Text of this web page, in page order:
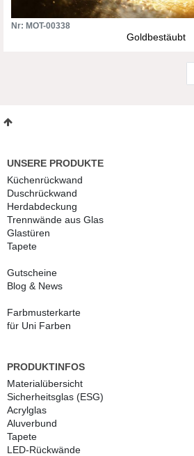
Nr: MOT-00338
Goldbestäubt
UNSERE PRODUKTE
Küchenrückwand
Duschrückwand
Herdabdeckung
Trennwände aus Glas
Glastüren
Tapete
Gutscheine
Blog & News
Farbmusterkarte
für Uni Farben
PRODUKTINFOS
Materialübersicht
Sicherheitsglas (ESG)
Acrylglas
Aluverbund
Tapete
LED-Rückwände